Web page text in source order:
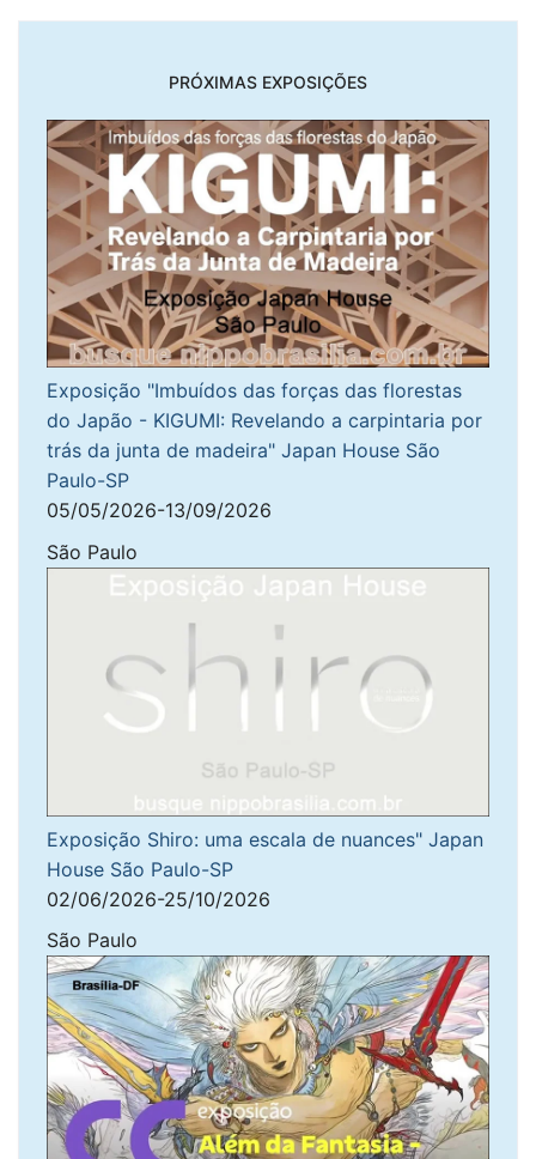
PRÓXIMAS EXPOSIÇÕES
Exposição "Imbuídos das forças das florestas
do Japão - KIGUMI: Revelando a carpintaria por
trás da junta de madeira" Japan House São
Paulo-SP
05/05/2026-13/09/2026
São Paulo
Exposição Shiro: uma escala de nuances" Japan
House São Paulo-SP
02/06/2026-25/10/2026
São Paulo